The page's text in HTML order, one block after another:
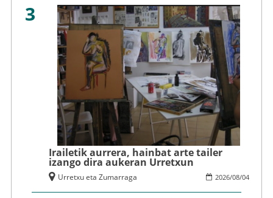
3
Irailetik aurrera, hainbat arte tailer
izango dira aukeran Urretxun
2026/08/04
Urretxu eta Zumarraga